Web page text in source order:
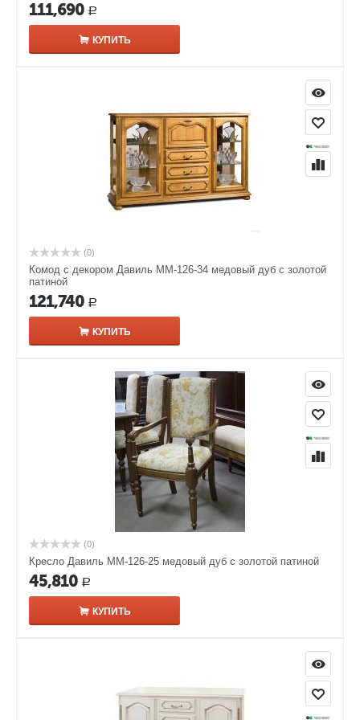
111,690 Р
КУПИТЬ
(0)
Комод с декором Давиль ММ-126-34 медовый дуб с золотой
патиной
121,740 Р
КУПИТЬ
(0)
Кресло Давиль ММ-126-25 медовый дуб с золотой патиной
45,810 Р
КУПИТЬ